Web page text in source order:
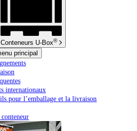
Conteneurs U-Box®
principal
internationaux
pour l’emballage et la livraison